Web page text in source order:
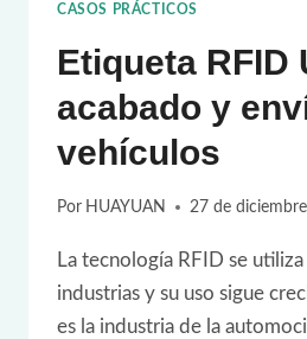
CASOS PRÁCTICOS
Etiqueta RFID
acabado y
vehículos
Por HUAYUAN 27 de
La tecnología RFID se utiliza
industrias y su uso sigue
es la industria de la